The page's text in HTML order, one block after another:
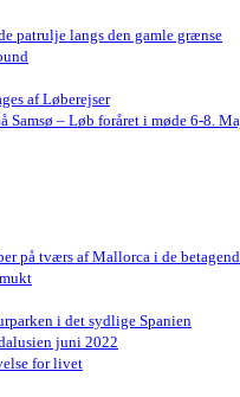
patrulje langs den gamle grænse
af Løberejser
Samsø – Løb foråret i møde 6-8.
på tværs af Mallorca i de
i det sydlige Spanien
juni 2022
for livet